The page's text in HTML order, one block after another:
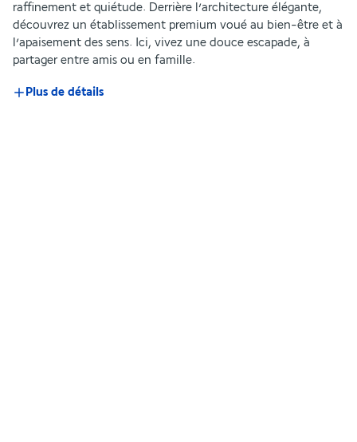
raffinement et quiétude. Derrière l’architecture élégante,
découvrez un établissement premium voué au bien-être et à
l’apaisement des sens. Ici, vivez une douce escapade, à
partager entre amis ou en famille.
Plus de détails